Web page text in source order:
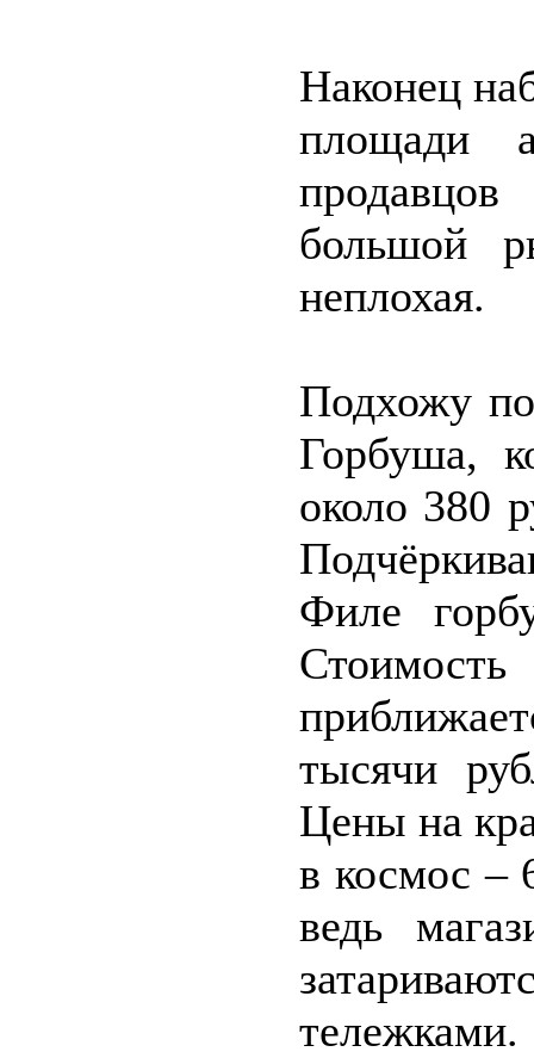
Наконец
площади
большой
неплохая.
Подхожу
Горбуша,
около 380
Филе
тысячи
Цены на
в космос –
ведь
тележками.